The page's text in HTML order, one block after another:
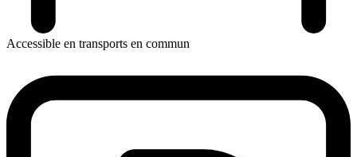
Accessible en transports en commun